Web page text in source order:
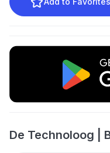
De Technoloog |